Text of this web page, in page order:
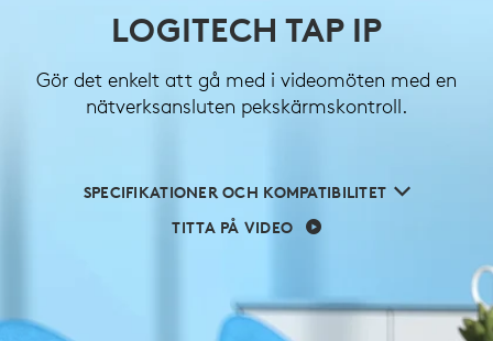
LOGITECH TAP IP
Gör det enkelt att gå med i videomöten med en
nätverksansluten pekskärmskontroll.
SPECIFIKATIONER OCH KOMPATIBILITET
TITTA PÅ VIDEO